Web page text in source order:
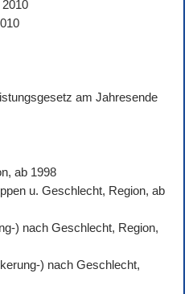
am Jahresende
ab 1998
u. Geschlecht, Region, ab
) nach Geschlecht, Region,
) nach Geschlecht,